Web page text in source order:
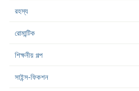
রহস্য
রোমান্টিক
শিক্ষনীয় গল্প
সাইন্স-ফিকশন